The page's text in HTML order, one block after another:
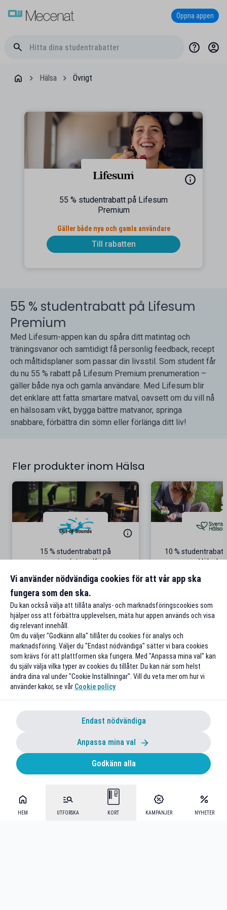
HEM UTFORSKA KORT KAMPANJER NYHETER
Öppna appen
Hälsa Övrigt
55 % studentrabatt på Lifesum
Premium
Gäller både nya och gamla användare
Till rabatten
55 % studentrabatt på Lifesum
Premium
Med Lifesum-appen kan du spåra ditt matintag och
träningsvanor och samtidigt få personlig feedback, recept
och måltidsplaner som passar din livsstil. Som student får
du nu 55 % rabatt på Lifesum Premium prenumeration –
gäller både nya och gamla användare. Med Lifesum blir
det enklare att fatta smartare matval, oavsett om du vill nå
en hälsosam vikt, bygga bättre matvanor, springa
snabbare, förbättra din sömn eller förlänga ditt liv!
Fler produkter inom Hälsa
15 % studentrabatt på
simulatorgolf
Från 100 kr/tim i Göteborg
Till rabatten
10 %
Gäller på
Vi använder nödvändiga cookies för att vår app ska
fungera som den ska.
Du kan också välja att tillåta analys- och marknadsföringscookies som
hjälper oss att förbättra upplevelsen, mäta hur appen används och visa
dig relevant innehåll.
Om du väljer "Godkänn alla" tillåter du cookies för analys och
marknadsföring. Väljer du "Endast nödvändiga" sätter vi bara cookies
som krävs för att plattformen ska fungera. Med "Anpassa mina val" kan
du själv välja vilka typer av cookies du tillåter. Du kan när som helst
ändra dina val under "Cookie Inställningar". Vill du veta mer om hur vi
använder kakor, se vår Cookie policy
Endast nödvändiga
Anpassa mina val
Godkänn alla